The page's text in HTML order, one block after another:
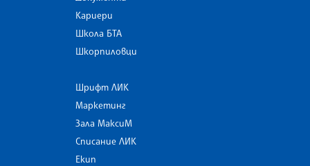
Кариери
Школа БТА
Шкорпиловци
Шрифт ЛИК
Маркетинг
Зала МаксиМ
Списание ЛИК
Екип